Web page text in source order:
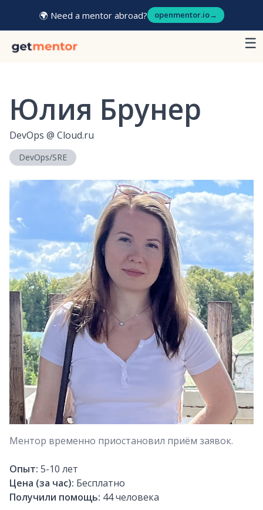
🌍 Need a mentor abroad? openmentor.io→
☰
Юлия Брунер
DevOps @ Cloud.ru
DevOps/SRE
Ментор временно приостановил приём заявок.
Опыт: 5-10 лет
Цена (за час): Бесплатно
Получили помощь: 44человека